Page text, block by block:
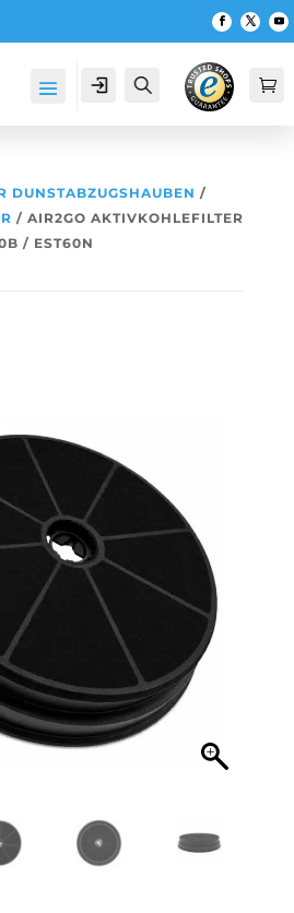
Account Suche 
DUNSTABZUGSHAUBEN /
/ AIR2GO AKTIVKOHLEFILTER
/ EST60N